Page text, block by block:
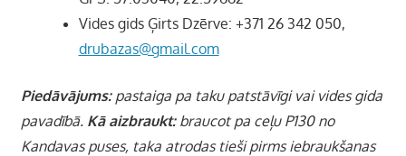
Vides gids Ģirts Dzērve: +371 26 342 050,
drubazas@gmail.com
Piedāvājums: pastaiga pa taku patstāvīgi vai vides gida
pavadībā. Kā aizbraukt: braucot pa ceļu P130 no
Kandavas puses, taka atrodas tieši pirms iebraukšanas